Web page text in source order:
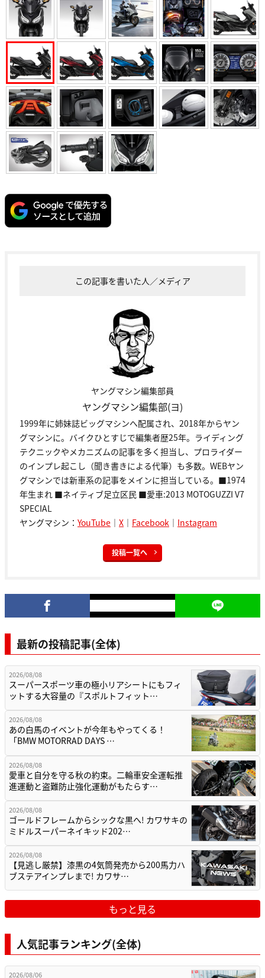
この記事を書いた人／メディア
ヤングマシン編集部員
ヤングマシン編集部(ヨ)
1999年に姉妹誌ビッグマシンへ配属され、2018年からヤン
グマシンに。バイクひとすじで編集者歴25年。ライディング
テクニックやメカニズムの記事を多く担当し、プロライダー
のインプレ起こし（聞き書きによる代筆）も多数。WEBヤン
グマシンでは新車系の記事をメインに担当している。■1974
年生まれ ■ネイティブ足立区民 ■愛車:2013 MOTOGUZZI V7
SPECIAL
ヤングマシン： YouTube ｜ X ｜ Facebook ｜ Instagram
投稿一覧へ
最新の投稿記事(全体)
2026/08/08
スーパースポーツ車の極小リアシートにもフィ
ットする大容量の『スポルトフィット…
2026/08/08
あの白馬のイベントが今年もやってくる！
「BMW MOTORRAD DAYS …
2026/08/08
愛車と自分を守る秋の約束。二輪車安全運転推
進運動と盗難防止強化運動がもたらす…
2026/08/08
ゴールドフレームからシックな黒へ! カワサキの
ミドルスーパーネイキッド202…
2026/08/08
【見逃し厳禁】漆黒の4気筒発売から200馬力ハ
ブステアインプレまで! カワサ…
もっと見る
人気記事ランキング(全体)
2026/08/06